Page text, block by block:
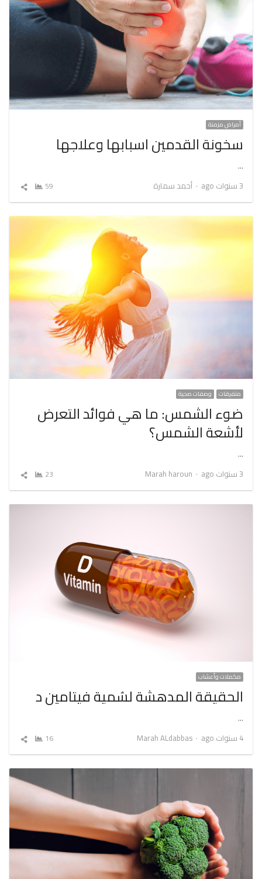
أمراض مزمنة
سخونة القدمين اسبابها وعلاجها
…
3 سنوات ago
Author
أحمد سمارة 59
شارك
متفرقات وصفات صحية
ضوء الشمس: ما هي فوائد التعرض
لأشعة الشمس؟
…
3 سنوات ago
Author
Marah haroun
23
شارك
مكملات وأعشاب
الحقيقة المدهشة لسُمية فيتامين د
…
4 سنوات ago
Author
Marah ALdabbas
16
شارك